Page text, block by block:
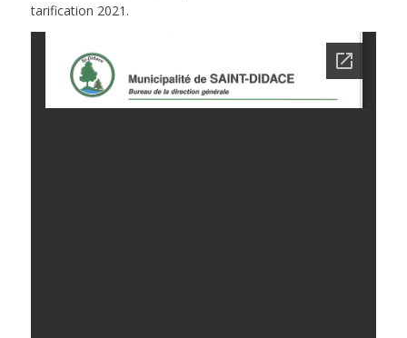
tarification 2021.